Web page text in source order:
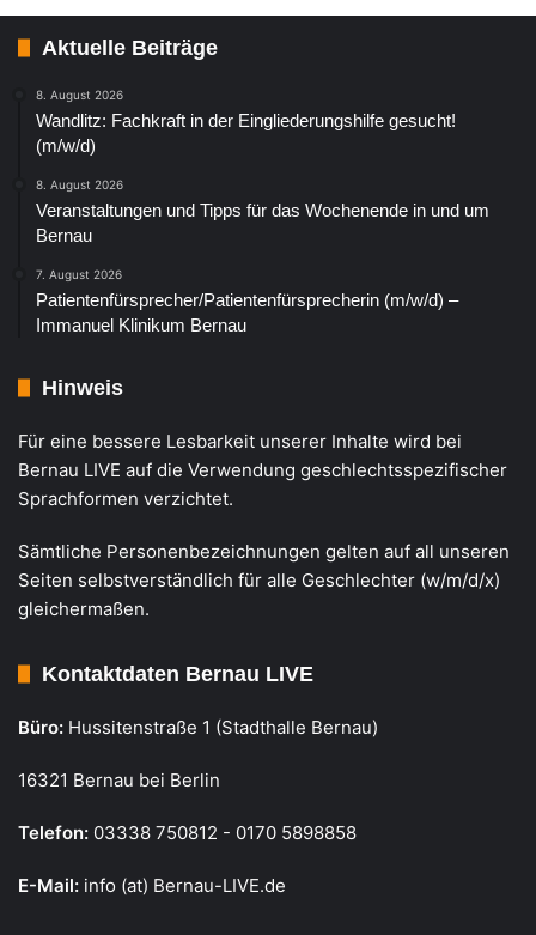
Aktuelle Beiträge
8. August 2026
Wandlitz: Fachkraft in der Eingliederungshilfe gesucht!
(m/w/d)
8. August 2026
Veranstaltungen und Tipps für das Wochenende in und um
Bernau
7. August 2026
Patientenfürsprecher/Patientenfürsprecherin (m/w/d) –
Immanuel Klinikum Bernau
Hinweis
Für eine bessere Lesbarkeit unserer Inhalte wird bei
Bernau LIVE auf die Verwendung geschlechtsspezifischer
Sprachformen verzichtet.
Sämtliche Personenbezeichnungen gelten auf all unseren
Seiten selbstverständlich für alle Geschlechter (w/m/d/x)
gleichermaßen.
Kontaktdaten Bernau LIVE
Büro: Hussitenstraße 1 (Stadthalle Bernau)
16321 Bernau bei Berlin
Telefon: 03338 750812 - 0170 5898858
E-Mail: info (at) Bernau-LIVE.de